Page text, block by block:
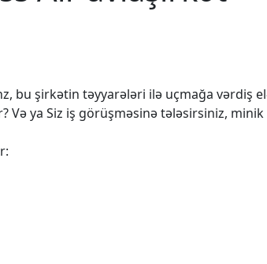
bu şirkətin təyyarələri ilə uçmağa vərdiş
ya Siz iş görüşməsinə tələsirsiniz, minik